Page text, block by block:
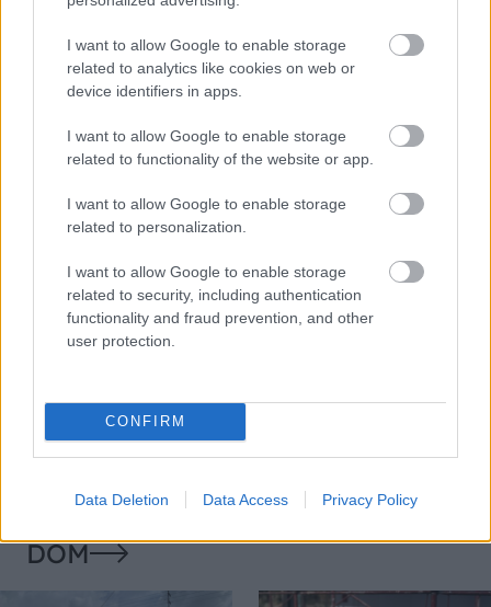
I want to allow Google to enable storage
related to analytics like cookies on web or
device identifiers in apps.
I want to allow Google to enable storage
related to functionality of the website or app.
I want to allow Google to enable storage
related to personalization.
I want to allow Google to enable storage
related to security, including authentication
functionality and fraud prevention, and other
user protection.
CONFIRM
Data Deletion Data Access Privacy Policy
Na Morave prerobila
starú chalupu na
nepoznanie: Keď
vojdete dnu, zabudnete,
dokáže aj podpísať.
Slovák sa nebál a v
duchu tradícií
skrytých chýb, ktoré
vás môžu nepríjemne
prekvapiť
deň!
DOM